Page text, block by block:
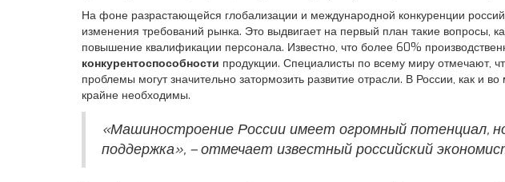
На фоне разрастающейся глобализации и международной конкуренции
изменения требований рынка. Это выдвигает на первый план такие вопросы,
повышение квалификации персонала. Известно, что более 60%
конкурентоспособности продукции. Специалисты по всему миру отмечают,
проблемы могут значительно затормозить развитие отрасли. В России, как и
крайне необходимы.
«Машиностроение России имеет огромный потенциал,
поддержка», – отмечает известный российский